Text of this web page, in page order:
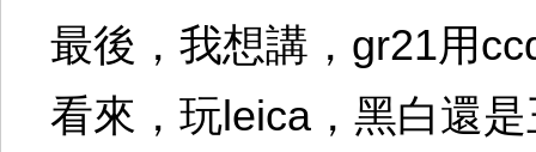
最後，我想講，gr21用
看來，玩leica，黑白還